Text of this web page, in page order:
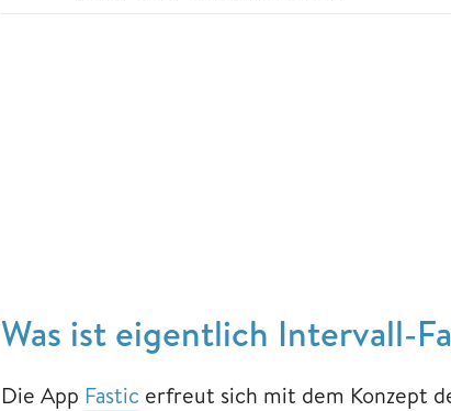
Was ist eigentlich Intervall-
Die App Fastic erfreut sich mit dem Konzept